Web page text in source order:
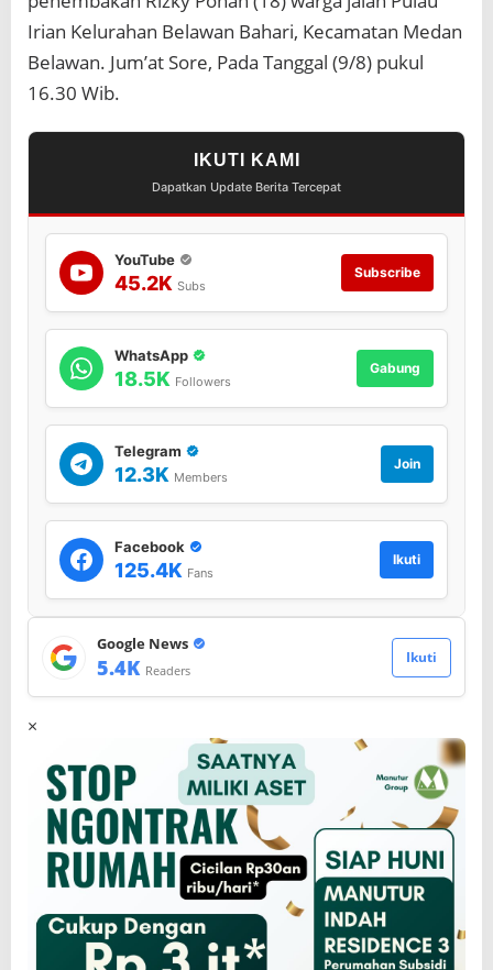
t
a
g
p
r
o
n
Irian Kelurahan Belawan Bahari, Kecamatan Medan
Belawan. Jum’at Sore, Pada Tanggal (9/8) pukul
16.30 Wib.
IKUTI KAMI
Dapatkan Update Berita Tercepat
YouTube
45.2K Subs
Subscribe
WhatsApp
18.5K Followers
Gabung
Telegram
12.3K Members
Join
Facebook
125.4K Fans
Ikuti
Google News
5.4K Readers
Ikuti
×